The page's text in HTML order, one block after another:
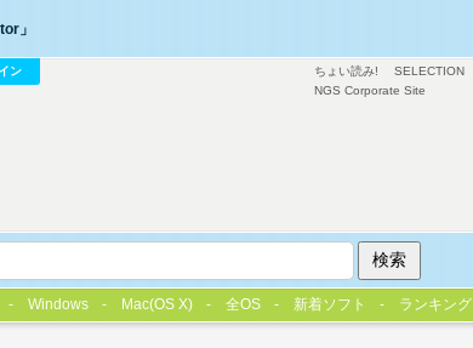
ちょい読み! SELECTION
NGS Corporate Site
」
ン
Windows Mac(OS X) 全OS 新着ソフト ランキング